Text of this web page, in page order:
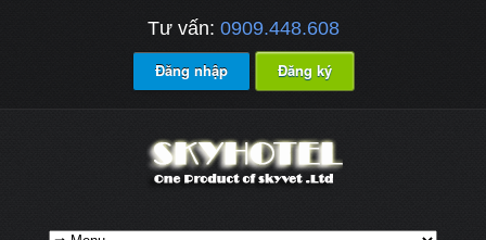
Tư vấn: 0909.448.608
Đăng nhập Đăng ký